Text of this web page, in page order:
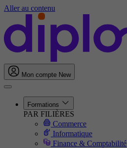
Aller au contenu
Mon compte New
Formations
PAR FILIÈRES
Commerce
Informatique
Finance & Comptabilité